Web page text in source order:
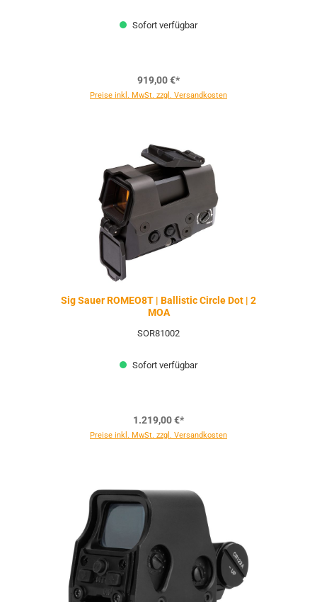
Sofort verfügbar
919,00 €*
Preise inkl. MwSt. zzgl. Versandkosten
Sig Sauer ROMEO8T | Ballistic Circle Dot | 2
MOA
SOR81002
Sofort verfügbar
1.219,00 €*
Preise inkl. MwSt. zzgl. Versandkosten